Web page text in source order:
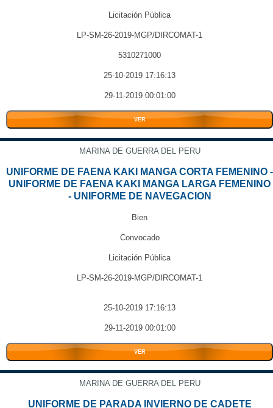
Licitación Pública
LP-SM-26-2019-MGP/DIRCOMAT-1
5310271000
25-10-2019 17:16:13
29-11-2019 00:01:00
VER
MARINA DE GUERRA DEL PERU
UNIFORME DE FAENA KAKI MANGA CORTA FEMENINO -
UNIFORME DE FAENA KAKI MANGA LARGA FEMENINO
- UNIFORME DE NAVEGACION
Bien
Convocado
Licitación Pública
LP-SM-26-2019-MGP/DIRCOMAT-1
25-10-2019 17:16:13
29-11-2019 00:01:00
VER
MARINA DE GUERRA DEL PERU
UNIFORME DE PARADA INVIERNO DE CADETE